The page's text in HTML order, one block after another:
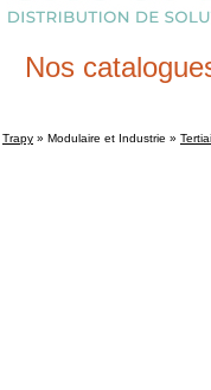
Nos
Trapy » Modulaire et Industrie »